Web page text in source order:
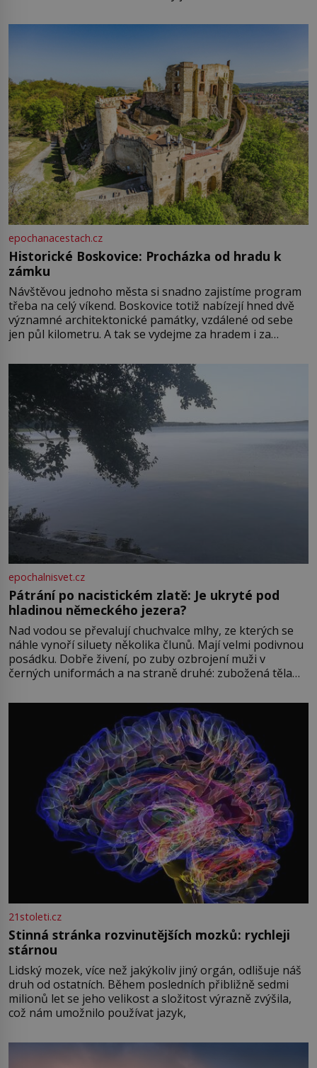
epochanacestach.cz
Historické Boskovice: Procházka od hradu k
zámku
Návštěvou jednoho města si snadno zajistíme program
třeba na celý víkend. Boskovice totiž nabízejí hned dvě
významné architektonické památky, vzdálené od sebe
jen půl kilometru. A tak se vydejme za hradem i za
Boskovice na okraji Drahanské vrchoviny vznikla někdy
ve13. století, a už v roce 1313 kronikáři zaznamenali
epochalnisvet.cz
Pátrání po nacistickém zlatě: Je ukryté pod
hladinou německého jezera?
Nad vodou se převalují chuchvalce mlhy, ze kterých se
náhle vynoří siluety několika člunů. Mají velmi podivnou
posádku. Dobře živení, po zuby ozbrojení muži v
černých uniformách a na straně druhé: zubožená těla
přízračná scéna znamená? Je jaro roku 1945, druhá
světová válka se chýlí ke konci. Jezero Stolpsee
21stoleti.cz
Stinná stránka rozvinutějších mozků: rychleji
stárnou
Lidský mozek, více než jakýkoliv jiný orgán, odlišuje náš
druh od ostatních. Během posledních přibližně sedmi
milionů let se jeho velikost a složitost výrazně zvýšila,
což nám umožnilo používat jazyk,